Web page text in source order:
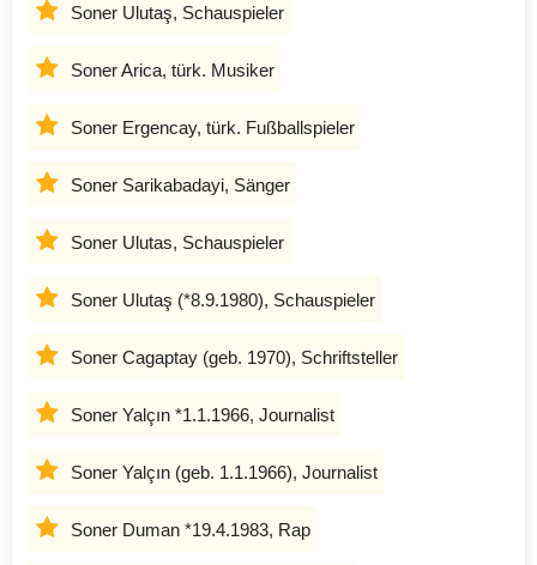
Soner Ulutaş, Schauspieler
Soner Arica, türk. Musiker
Soner Ergencay, türk. Fußballspieler
Soner Sarikabadayi, Sänger
Soner Ulutas, Schauspieler
Soner Ulutaş (*8.9.1980), Schauspieler
Soner Cagaptay (geb. 1970), Schriftsteller
Soner Yalçın *1.1.1966, Journalist
Soner Yalçın (geb. 1.1.1966), Journalist
Soner Duman *19.4.1983, Rap